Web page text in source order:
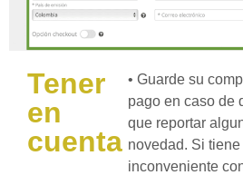
Tener
en
cuenta
• Guarde su
pago en caso de
que reportar
novedad. Si
inconveniente